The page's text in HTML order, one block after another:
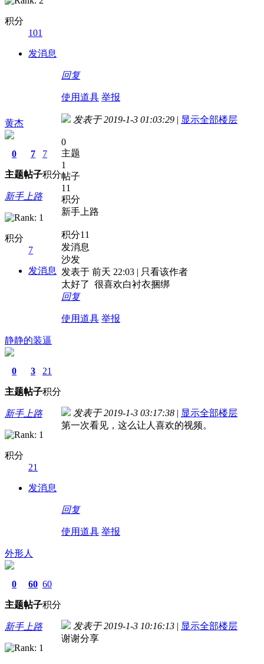
积分
101
发消息
回复
使用道具 举报
黄杰
0
主题
7
帖子
7
积分
新手上路
积分
7
发消息
发表于 2019-1-3 01:03:29 | 显示全部楼层
0
主题
1
帖子
11
积分
新手上路
积分11
发消息
沙发
发表于 前天 22:03 | 只看该作者
太好了 很喜欢白衬衣捆绑
回复
使用道具 举报
静静的装逼
0
主题
3
帖子
21
积分
新手上路
积分
21
发消息
发表于 2019-1-3 03:17:38 | 显示全部楼层
第一次看见，这么让人喜欢的视频。
回复
使用道具 举报
外形人
0
主题
60
帖子
60
积分
新手上路 发表于 2019-1-3 10:16:13 | 显示全部楼层
谢谢分享